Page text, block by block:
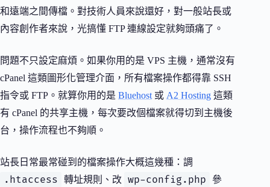
和遠端之間傳檔。對技術人員來說還好，對一般站長或
內容創作者來說，光搞懂 FTP 連線設定就夠頭痛了。
問題不只設定麻煩。如果你用的是 VPS 主機，通常沒有
cPanel 這類圖形化管理介面，所有檔案操作都得靠 SSH
指令或 FTP。就算你用的是 Bluehost或 A2 Hosting 這類
有 cPanel 的共享主機，每次要改個檔案就得切到主機後
台，操作流程也不夠順。
站長日常最常碰到的檔案操作大概這幾種：調
.htaccess 轉址規則、改 wp-config.php
參